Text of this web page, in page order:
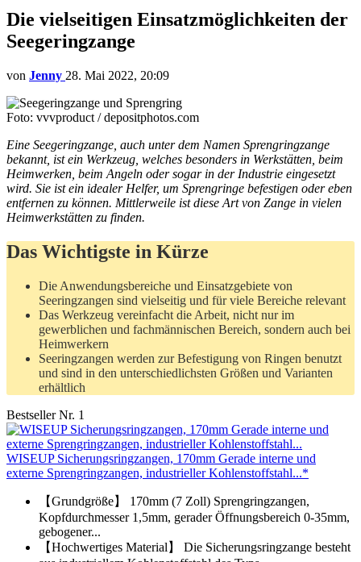
Die vielseitigen Einsatzmöglichkeiten der
Seegeringzange
von Jenny 28. Mai 2022, 20:09
Foto: vvvproduct / depositphotos.com
Eine Seegeringzange, auch unter dem Namen Sprengringzange
bekannt, ist ein Werkzeug, welches besonders in Werkstätten, beim
Heimwerken, beim Angeln oder sogar in der Industrie eingesetzt
wird. Sie ist ein idealer Helfer, um Sprengringe befestigen oder eben
entfernen zu können. Mittlerweile ist diese Art von Zange in vielen
Heimwerkstätten zu finden.
Das Wichtigste in Kürze
Die Anwendungsbereiche und Einsatzgebiete von
Seeringzangen sind vielseitig und für viele Bereiche relevant
Das Werkzeug vereinfacht die Arbeit, nicht nur im
gewerblichen und fachmännischen Bereich, sondern auch bei
Heimwerkern
Seeringzangen werden zur Befestigung von Ringen benutzt
und sind in den unterschiedlichsten Größen und Varianten
erhältlich
Bestseller Nr. 1
WISEUP Sicherungsringzangen, 170mm Gerade interne und
externe Sprengringzangen, industrieller Kohlenstoffstahl...*
【Grundgröße】 170mm (7 Zoll) Sprengringzangen,
Kopfdurchmesser 1,5mm, gerader Öffnungsbereich 0-35mm,
gebogener...
【Hochwertiges Material】 Die Sicherungsringzange besteht